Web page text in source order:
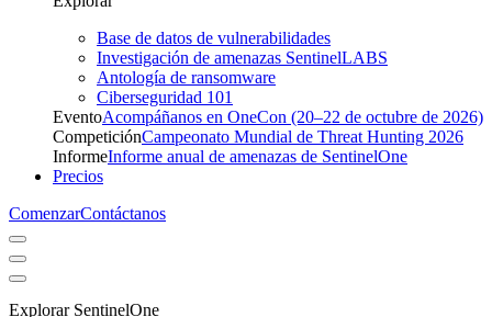
Base de datos de vulnerabilidades
Investigación de amenazas SentinelLABS
Antología de ransomware
Ciberseguridad 101
EventoAcompáñanos en OneCon (20–22 de octubre de 2026)
CompeticiónCampeonato Mundial de Threat Hunting 2026
InformeInforme anual de amenazas de SentinelOne
Precios
ComenzarContáctanos
Explorar SentinelOne